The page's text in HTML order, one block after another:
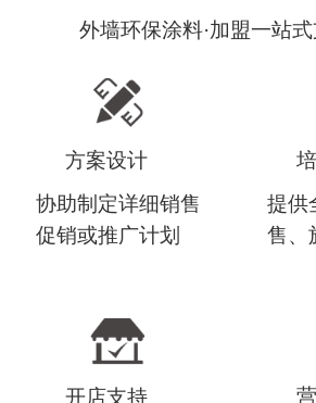
外墙环保涂料·加盟一站
开店支持
提供
售、
协助制定详细销售
促销或推广计划
方案设计